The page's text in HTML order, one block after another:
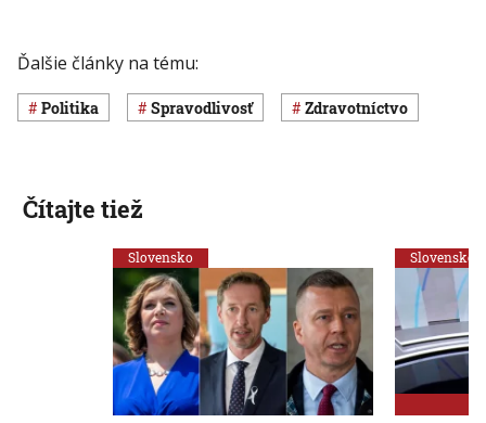
Ďalšie články na tému:
Politika spravodlivosť Zdravotníctvo
Čítajte tiež
Slovensko Slovensko